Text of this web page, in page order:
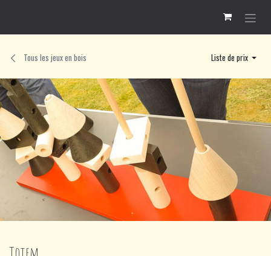
Tous les jeux en bois Liste de prix